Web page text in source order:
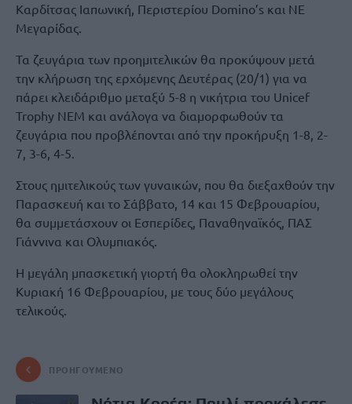
Καρδίτσας Ιαπωνική, Περιστερίου Domino’s και ΝΕ
Μεγαρίδας.
Τα ζευγάρια των προημιτελικών θα προκύψουν μετά
την κλήρωση της ερχόμενης Δευτέρας (20/1) για να
πάρει κλειδάριθμο μεταξύ 5-8 η νικήτρια του Unicef
Trophy ΝΕΜ και ανάλογα να διαμορφωθούν τα
ζευγάρια που προβλέπονται από την προκήρυξη 1-8, 2-
7, 3-6, 4-5.
Στους ημιτελικούς των γυναικών, που θα διεξαχθούν την
Παρασκευή και το Σάββατο, 14 και 15 Φεβρουαρίου,
θα συμμετάσχουν οι Εσπερίδες, Παναθηναϊκός, ΠΑΣ
Γιάννινα και Ολυμπιακός.
Η μεγάλη μπασκετική γιορτή θα ολοκληρωθεί την
Κυριακή 16 Φεβρουαρίου, με τους δύο μεγάλους
τελικούς.
ΠΡΟΗΓΟΎΜΕΝΟ